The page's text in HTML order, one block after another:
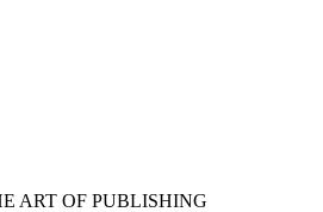
ART OF PUBLISHING